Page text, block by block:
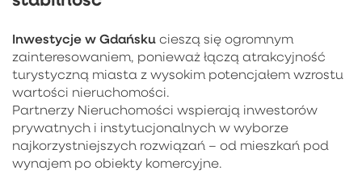
Inwestycje w Gdańsku cieszą się ogromnym
zainteresowaniem, ponieważ łączą atrakcyjność
turystyczną miasta z wysokim potencjałem wzrostu
wartości nieruchomości.
Partnerzy Nieruchomości wspierają inwestorów
prywatnych i instytucjonalnych w wyborze
najkorzystniejszych rozwiązań – od mieszkań pod
wynajem po obiekty komercyjne.